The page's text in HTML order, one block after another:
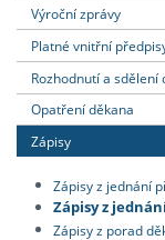
Výroční zprávy
Platné vnitřní
Rozhodnutí a
Opatření děkana
Zápisy
Zápisy z jednání
Zápisy z
Zápisy z porad